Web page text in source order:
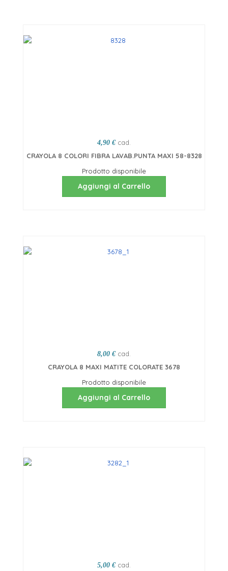
4,90 € cad.
CRAYOLA 8 COLORI FIBRA LAVAB.PUNTA MAXI 58-8328
Prodotto disponibile
Aggiungi al Carrello
8,00 € cad.
CRAYOLA 8 MAXI MATITE COLORATE 3678
Prodotto disponibile
Aggiungi al Carrello
5,00 € cad.